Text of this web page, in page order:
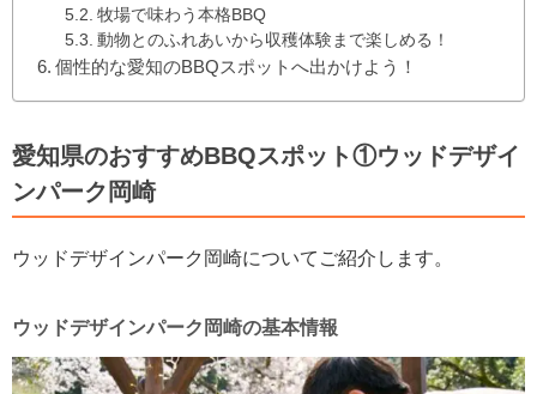
牧場で味わう本格BBQ
動物とのふれあいから収穫体験まで楽しめる！
個性的な愛知のBBQスポットへ出かけよう！
愛知県のおすすめBBQスポット①ウッドデザイ
ンパーク岡崎
ウッドデザインパーク岡崎についてご紹介します。
ウッドデザインパーク岡崎の基本情報